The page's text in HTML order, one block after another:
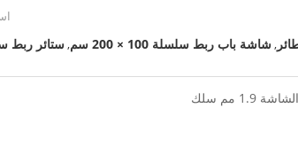
,شاشة باب ربط سلسلة 100 × 200 سم ,ستائر ربط سلسلة 100 × 200
مم سلك